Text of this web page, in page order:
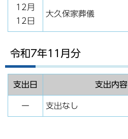
12月
12日
大久保家葬儀
令和7年11月分
支出日 支出内容
ー 支出なし